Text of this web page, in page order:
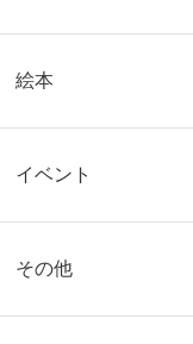
絵本
イベント
その他